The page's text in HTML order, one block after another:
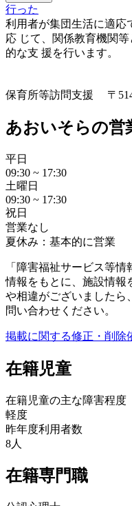
行った
利用者が集団生活に適応
応 じて、関係教育機関
的な支 援を行います。
保育所等訪問支援 〒
あおいそらの営
平日
09:30 ~ 17:30
土曜日
09:30 ~ 17:30
祝日
営業なし
夏休み：基本的に営業
「障害福祉サービス等
情報をもとに、施設情報
や相違がございましたら
問い合わせください。
掲載に関する修正・削除
在籍児童
在籍児童の主な障害程度
軽度
昨年度利用者数
8人
在籍専門職